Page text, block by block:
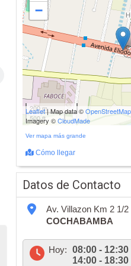
−
200 m
500 ft
Leaflet| Map data ©OpenStreetMap
Imagery ©CloudMade
Ver mapa más grande
Cómo llegar
Datos de Contacto
Av. Villazon Km 2 1/
COCHABAMBA
Hoy: 08:00 - 12:30
14:00 - 18:30